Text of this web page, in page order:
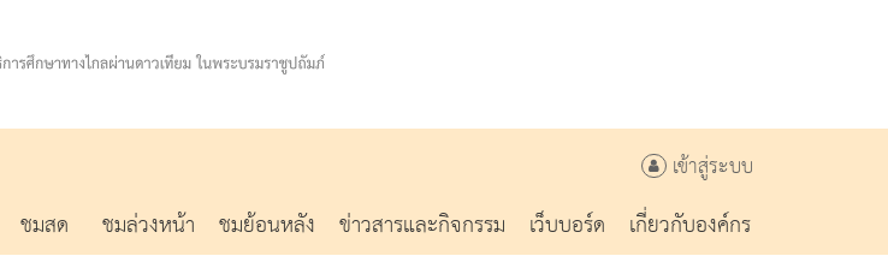
เข้าสู่ระบบ
ชมสด ชมล่วงหน้า ชมย้อนหลัง ข่าวสารและกิจกรรม เว็บบอร์ด
เกี่ยวกับองค์กร